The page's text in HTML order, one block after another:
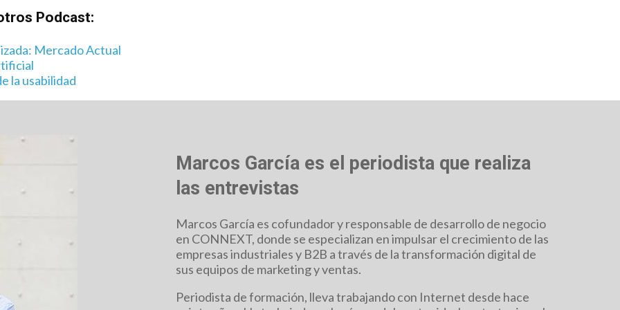
Podcast:
Mercado Actual
la usabilidad
Marcos García es el periodista que realiza
las entrevistas
Marcos García es cofundador y responsable de desarrollo de negocio
en CONNEXT, donde se especializan en impulsar el crecimiento de las
empresas industriales y B2B a través de la transformación digital de
sus equipos de marketing y ventas.
Periodista de formación, lleva trabajando con Internet desde hace